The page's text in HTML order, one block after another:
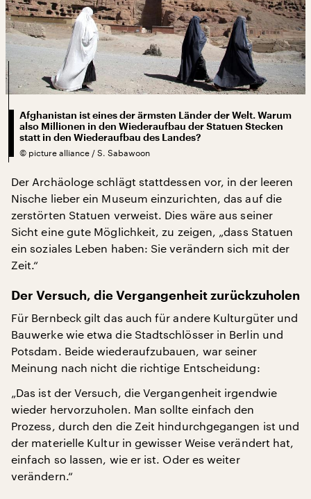
Afghanistan ist eines der ärmsten Länder der Welt. Warum
also Millionen in den Wiederaufbau der Statuen Stecken
statt in den Wiederaufbau des Landes?
© picture alliance / S. Sabawoon
Der Archäologe schlägt stattdessen vor, in der leeren
Nische lieber ein Museum einzurichten, das auf die
zerstörten Statuen verweist. Dies wäre aus seiner
Sicht eine gute Möglichkeit, zu zeigen, „dass Statuen
ein soziales Leben haben: Sie verändern sich mit der
Zeit.“
Der Versuch, die Vergangenheit zurückzuholen
Für Bernbeck gilt das auch für andere Kulturgüter und
Bauwerke wie etwa die Stadtschlösser in Berlin und
Potsdam. Beide wiederaufzubauen, war seiner
Meinung nach nicht die richtige Entscheidung:
„Das ist der Versuch, die Vergangenheit irgendwie
wieder hervorzuholen. Man sollte einfach den
Prozess, durch den die Zeit hindurchgegangen ist und
der materielle Kultur in gewisser Weise verändert hat,
einfach so lassen, wie er ist. Oder es weiter
verändern.“